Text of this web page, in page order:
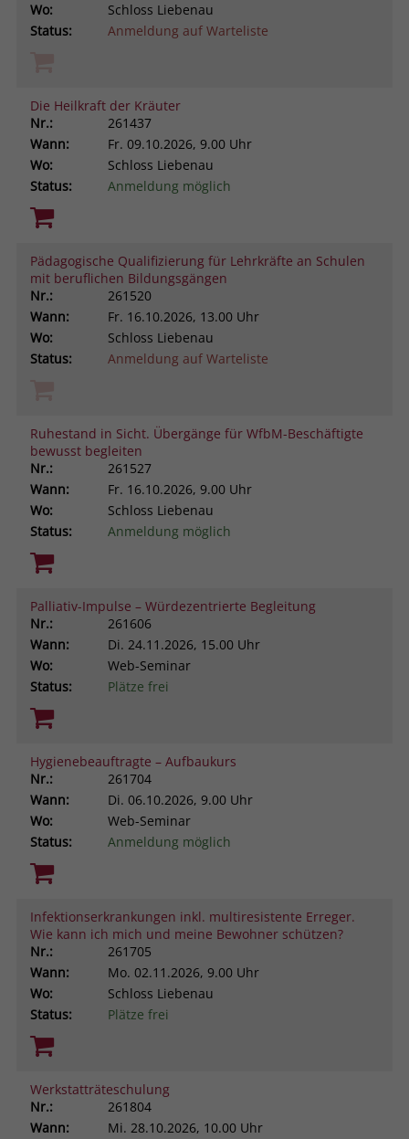
Wo:
Schloss Liebenau
Status:
Anmeldung auf Warteliste
Die Heilkraft der Kräuter
Nr.:
261437
Wann:
Fr. 09.10.2026, 9.00 Uhr
Wo:
Schloss Liebenau
Status:
Anmeldung möglich
Pädagogische Qualifizierung für Lehrkräfte an Schulen
mit beruflichen Bildungsgängen
Nr.:
261520
Wann:
Fr. 16.10.2026, 13.00 Uhr
Wo:
Schloss Liebenau
Status:
Anmeldung auf Warteliste
Ruhestand in Sicht. Übergänge für WfbM-Beschäftigte
bewusst begleiten
Nr.:
261527
Wann:
Fr. 16.10.2026, 9.00 Uhr
Wo:
Schloss Liebenau
Status:
Anmeldung möglich
Palliativ-Impulse – Würdezentrierte Begleitung
Nr.:
261606
Wann:
Di. 24.11.2026, 15.00 Uhr
Wo:
Web-Seminar
Status:
Plätze frei
Hygienebeauftragte – Aufbaukurs
Nr.:
261704
Wann:
Di. 06.10.2026, 9.00 Uhr
Wo:
Web-Seminar
Status:
Anmeldung möglich
Infektionserkrankungen inkl. multiresistente Erreger.
Wie kann ich mich und meine Bewohner schützen?
Nr.:
261705
Wann:
Mo. 02.11.2026, 9.00 Uhr
Wo:
Schloss Liebenau
Status:
Plätze frei
Werkstatträteschulung
Nr.:
261804
Wann:
Mi. 28.10.2026, 10.00 Uhr